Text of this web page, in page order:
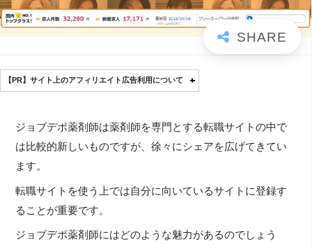
【PR】サイト上のアフィリエイト広告利用について
ジョブデポ薬剤師は薬剤師を専門とする転職サイトの中で
は比較的新しいものですが、徐々にシェアを広げてきてい
ます。
転職サイトを使う上では自分に向いているサイトに登録す
ることが重要です。
ジョブデポ薬剤師にはどのような魅力があるのでしょう